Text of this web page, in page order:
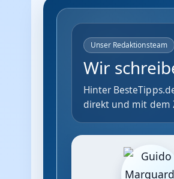
Unser Redaktionsteam
Wir
Hinter
direkt und mit dem